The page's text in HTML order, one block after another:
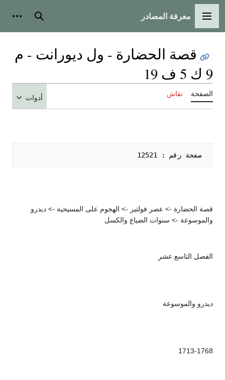
القائمة الرئيسية
معرفة المصادر بحث
قصة الحضارة - ول ديورانت - م
9 ك 5 ف 19
الصفحة نقاش أدوات
صفحة رقم : 12521
قصة الحضارة -> عصر فولتير -> الهجوم على المسيحية -> ديدرو
والموسوعة -> سنوات الضياع والكسل
الفصل التاسع عشر
ديدرو والموسوعة
1713-1768